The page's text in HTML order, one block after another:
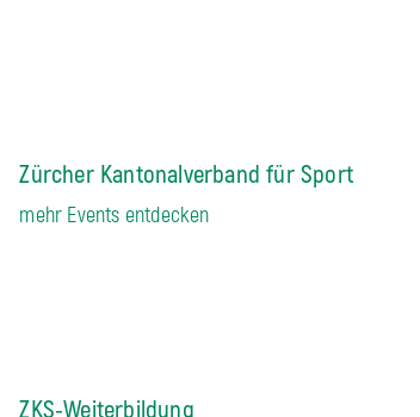
Zürcher Kantonalverband für Sport
mehr Events entdecken
ZKS-Weiterbildung